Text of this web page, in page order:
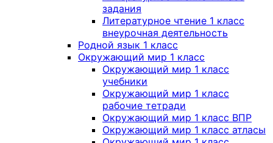
задания
Литературное чтение 1 класс
внеурочная деятельность
Родной язык 1 класс
Окружающий мир 1 класс
Окружающий мир 1 класс
учебники
Окружающий мир 1 класс
рабочие тетради
Окружающий мир 1 класс ВПР
Окружающий мир 1 класс атласы